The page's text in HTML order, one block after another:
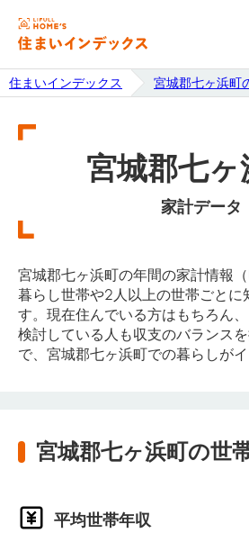
住まいインデックス 宮城郡七ヶ浜町
宮城郡七ヶ
家計データ
宮城郡七ヶ浜町の年間の家計情報
暮らし世帯や2人以上の世帯ごとに
す。現在住んでいる方はもちろん
検討している人も収支のバランス
で、宮城郡七ヶ浜町での暮らしがイ
宮城郡七ヶ浜町の世
平均世帯年収